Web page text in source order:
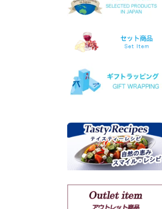
アイダニ
モスコフィレロ
ゲヴェルツトラミネール
ミュスカ・ブラン・ア・プ
ティ・グラン
クシノマブロ
アギヨルギティコ
マヴロ クンドゥラ オブ キ
ミ
マヴロダフニ
コチファリ
マンディラリ